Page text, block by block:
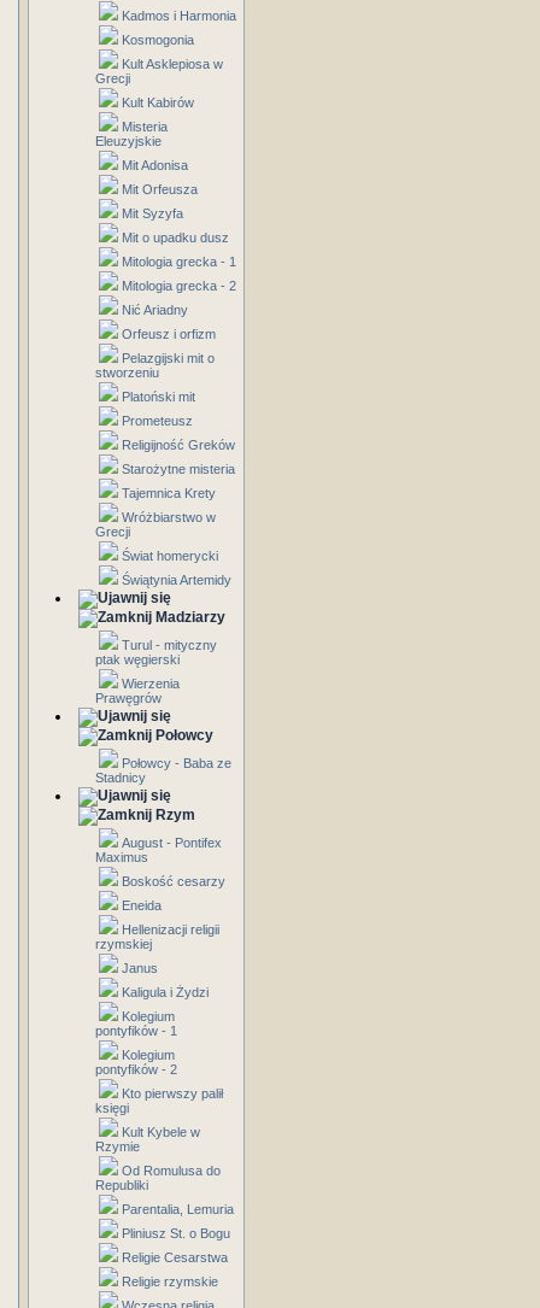
Kadmos i Harmonia
Kosmogonia
Kult Asklepiosa w
Grecji
Kult Kabirów
Misteria
Eleuzyjskie
Mit Adonisa
Mit Orfeusza
Mit Syzyfa
Mit o upadku dusz
Mitologia grecka - 1
Mitologia grecka - 2
Nić Ariadny
Orfeusz i orfizm
Pelazgijski mit o
stworzeniu
Platoński mit
Prometeusz
Religijność Greków
Starożytne misteria
Tajemnica Krety
Wróżbiarstwo w
Grecji
Świat homerycki
Świątynia Artemidy
Madziarzy
Turul - mityczny
ptak węgierski
Wierzenia
Prawęgrów
Połowcy
Połowcy - Baba ze
Stadnicy
Rzym
August - Pontifex
Maximus
Boskość cesarzy
Eneida
Hellenizacji religii
rzymskiej
Janus
Kaligula i Żydzi
Kolegium
pontyfików - 1
Kolegium
pontyfików - 2
Kto pierwszy palił
księgi
Kult Kybele w
Rzymie
Od Romulusa do
Republiki
Parentalia, Lemuria
Pliniusz St. o Bogu
Religie Cesarstwa
Religie rzymskie